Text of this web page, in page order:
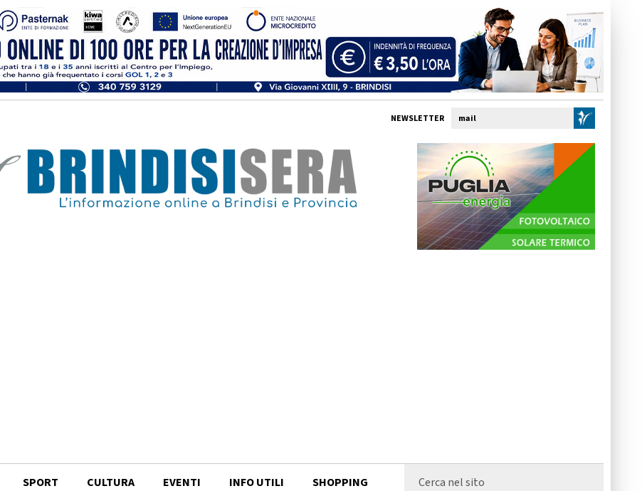
NEWSLETTER
SPORT CULTURA EVENTI INFO UTILI SHOPPING